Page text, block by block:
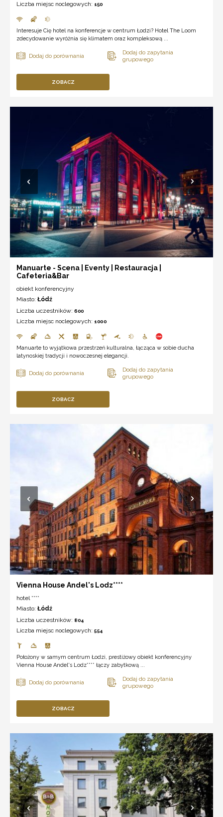
Liczba miejsc noclegowych: 150
Interesuje Cię hotel na konferencje w centrum Łodzi? Hotel The Loom
zdecydowanie wyróżnia się klimatem oraz kompleksową ...
ZOBACZ
Manuarte - Scena | Eventy | Restauracja |
Cafeteria&Bar
obiekt konferencyjny
Miasto: Łódź
Liczba uczestników: 600
Liczba miejsc noclegowych: 1000
Manuarte to wyjątkowa przestrzeń kulturalna, łącząca w sobie ducha
latynoskiej tradycji i nowoczesnej elegancji.
ZOBACZ
Vienna House Andel's Lodz****
hotel ****
Miasto: Łódź
Liczba uczestników: 804
Liczba miejsc noclegowych: 554
Położony w samym centrum Łodzi, prestiżowy obiekt konferencyjny
Vienna House Andel's Lodz**** łączy zabytkową ...
ZOBACZ